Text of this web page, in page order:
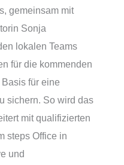
gemeinsam mit
Sonja
lokalen Teams
für die kommenden
für eine
sichern. So wird das
mit qualifizierten
steps Office in
und